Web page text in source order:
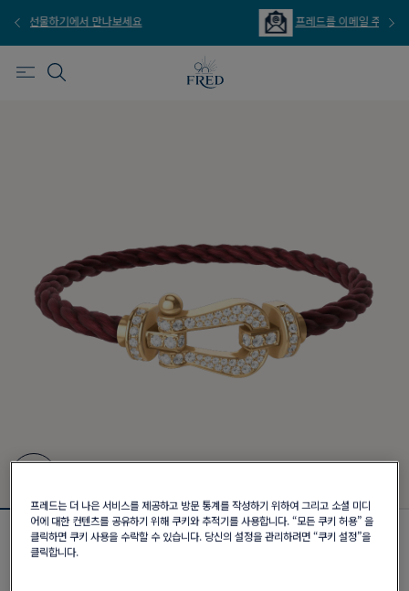
프레드를 이메일 주문 서비스로 만나보세요
포스텐 브레이슬릿
프레드는 더 나은 서비스를 제공하고 방문 통계를 작성하기 위하여 그리고 소셜 미디
어에 대한 컨텐츠를 공유하기 위해 쿠키와 추적기를 사용합니다. “모든 쿠키 허용” 을
클릭하면 쿠키 사용을 수락할 수 있습니다. 당신의 설정을 관리하려면 “쿠키 설정”을
클릭합니다.